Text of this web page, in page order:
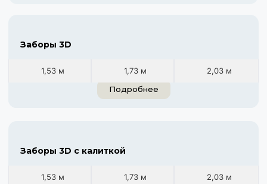
Заборы 3D
1,53 м 1,73 м
2,03 м
Подробнее
Заборы 3D с калиткой
1,53 м 1,73 м
2,03 м